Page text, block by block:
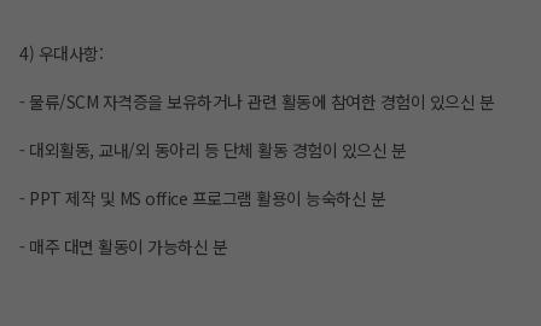
4) 우대사항:
- 물류/SCM 자격증을 보유하거나 관련 활동에 참여한 경험이 있으신 분
- 대외활동, 교내/외 동아리 등 단체 활동 경험이 있으신 분
- PPT 제작 및 MS office 프로그램 활용이 능숙하신 분
- 매주 대면 활동이 가능하신 분